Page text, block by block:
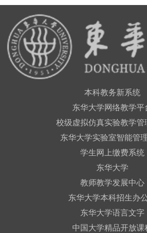
本科教务新系统
东华大学网络教学平
校级虚拟仿真实验教学管
东华大学实验室智能管
学生网上缴费系统
东华大学
教师教学发展中心
东华大学本科招生办
东华大学语言文字
中国大学精品开放课